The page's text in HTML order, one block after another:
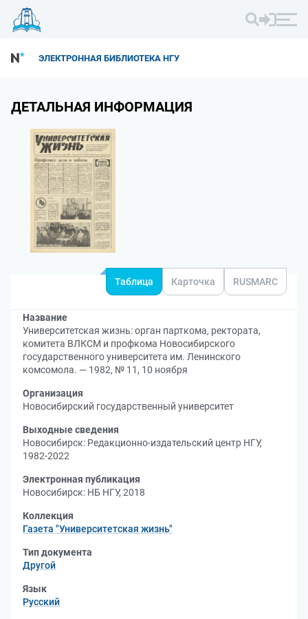
ЭЛЕКТРОННАЯ БИБЛИОТЕКА НГУ
ДЕТАЛЬНАЯ ИНФОРМАЦИЯ
Таблица Карточка RUSMARC
Название
Университетская жизнь: орган парткома, ректората,
комитета ВЛКСМ и профкома Новосибирского
государственного университета им. Ленинского
комсомола. — 1982, № 11, 10 ноября
Организация
Новосибирский государственный университет
Выходные сведения
Новосибирск: Редакционно-издательский центр НГУ,
1982-2022
Электронная публикация
Новосибирск: НБ НГУ, 2018
Коллекция
Газета "Университетская жизнь"
Тип документа
Другой
Язык
Русский